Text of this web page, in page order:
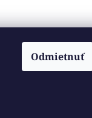
Odmietnuť
Sledovať na Instagrame